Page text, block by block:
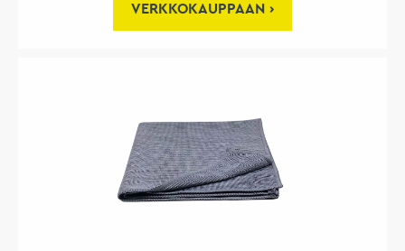
VERKKOKAUPPAAN